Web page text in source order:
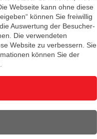
der Technischen
kommen.
Webseite kann ohne diese
können Sie freiwillig
Auswertung der Besucher-
Die verwendeten
Website zu verbessern. Sie
können Sie der